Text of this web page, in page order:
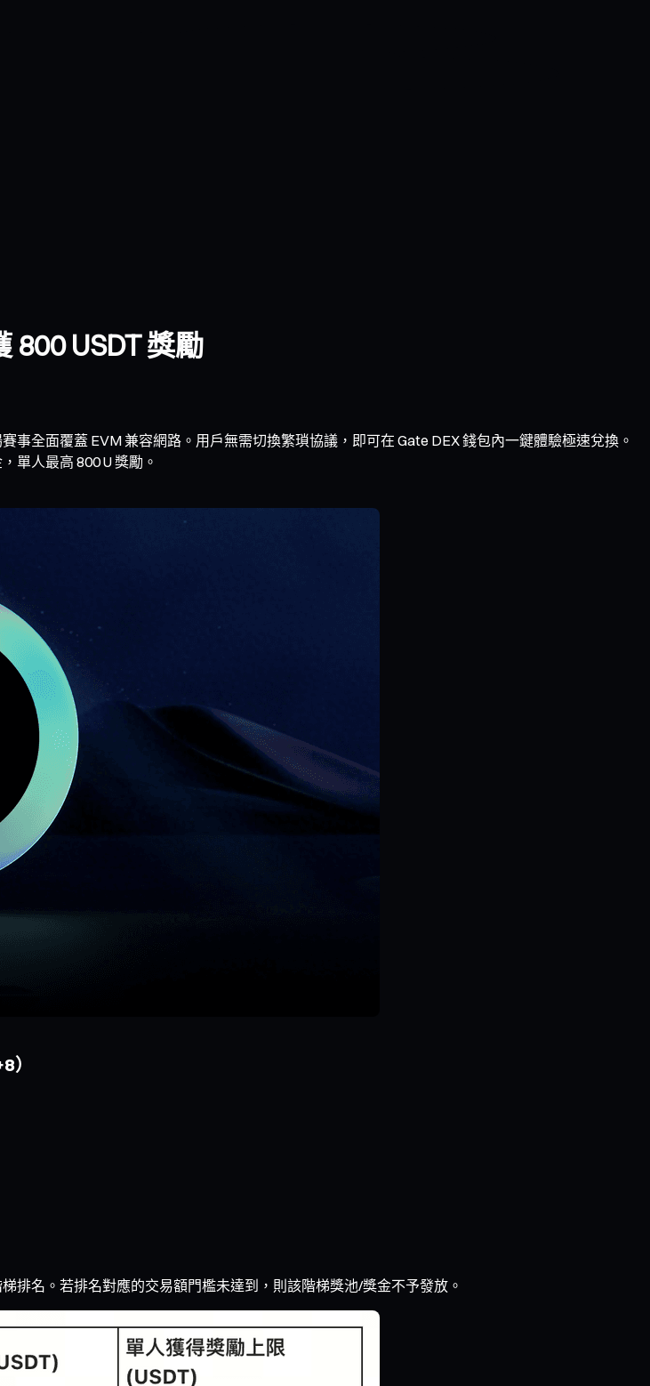
800 USDT 獎勵
全面覆蓋 EVM 兼容網路。用戶無需切換繁瑣協議，即可在 Gate DEX 錢包內一鍵體驗極速兌換。
單人最高 800 U 獎勵。
）
排名。若排名對應的交易額門檻未達到，則該階梯獎池/獎金不予發放。